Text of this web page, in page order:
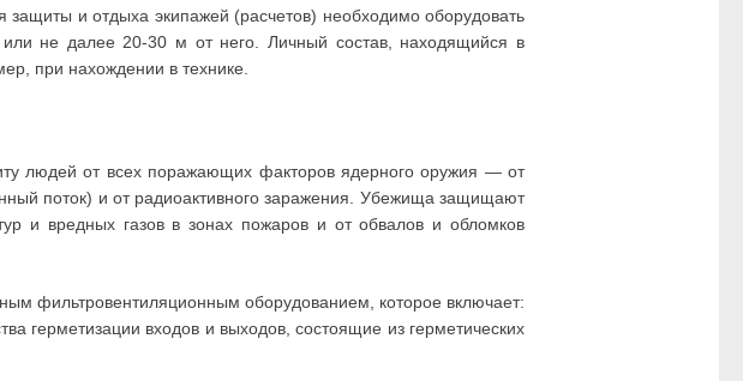
и отдыха экипажей (расчетов) необходимо оборудовать
не далее 20-30 м от него. Личный состав, находящийся в
при нахождении в технике.
людей от всех поражающих факторов ядерного оружия — от
поток) и от радиоактивного заражения. Убежища защищают
и вредных газов в зонах пожаров и от обвалов и обломков
фильтровентиляционным оборудованием, которое включает:
герметизации входов и выходов, состоящие из герметических